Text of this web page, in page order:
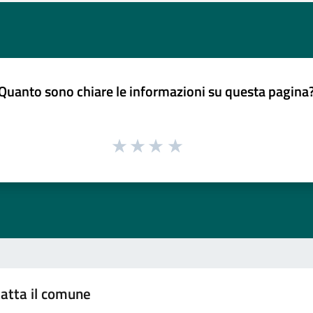
sono chiare le informazioni su questa
il comune